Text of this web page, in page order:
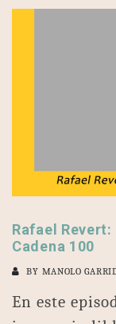
Rafael
Cadena 100
BY MANOLO
En este